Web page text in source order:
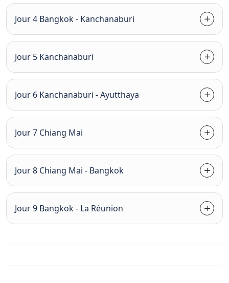
Jour 4 Bangkok - Kanchanaburi
Jour 5 Kanchanaburi
Jour 6 Kanchanaburi - Ayutthaya
Jour 7 Chiang Mai
Jour 8 Chiang Mai - Bangkok
Jour 9 Bangkok - La Réunion